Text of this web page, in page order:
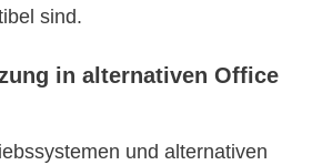
sind.
in alternativen Office
und alternativen